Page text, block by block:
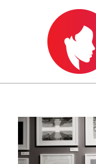
GIRL.BG
Navigation